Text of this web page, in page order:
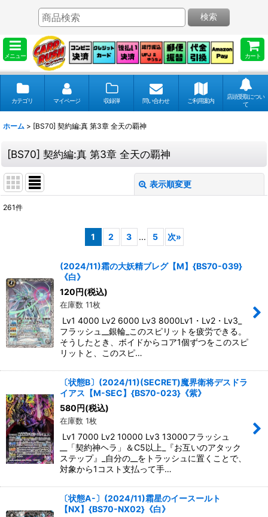
メニュー カート
検索
カテゴリ マイページ 収録弾 問い合わせ ご利用案内
店頭受取につい
て
ホーム > [BS70] 契約編:真 第3章 全天の覇神
[BS70] 契約編:真 第3章 全天の覇神
表示順変更
261件
1 2 3 ... 5 次»
(2024/11)霜の大妖精ブレグ【M】{BS70-039}
《白》
120 円(税込)
在庫数 11枚
Lv1 4000 Lv2 6000 Lv3 8000Lv1・Lv2・Lv3_
フラッシュ__銀輪_このスピリットを疲労できる。
そうしたとき、ボイドからコア1個ずつをこのスピ
リットと、このスピ…
〔状態B〕(2024/11)(SECRET)魔界衛将デスドラ
イアス【M-SEC】{BS70-023}《紫》
580 円(税込)
在庫数 1枚
Lv1 7000 Lv2 10000 Lv3 13000フラッシュ
__「契約神ヘラ」＆C5以上_『お互いのアタック
ステップ』_自分の__をトラッシュに置くことで、
対象から1コスト支払って手…
〔状態A-〕(2024/11)霜星のイースールト
【NX】{BS70-NX02}《白》